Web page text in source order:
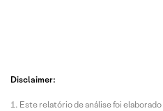
Disclaimer:
Este relatório de análise foi